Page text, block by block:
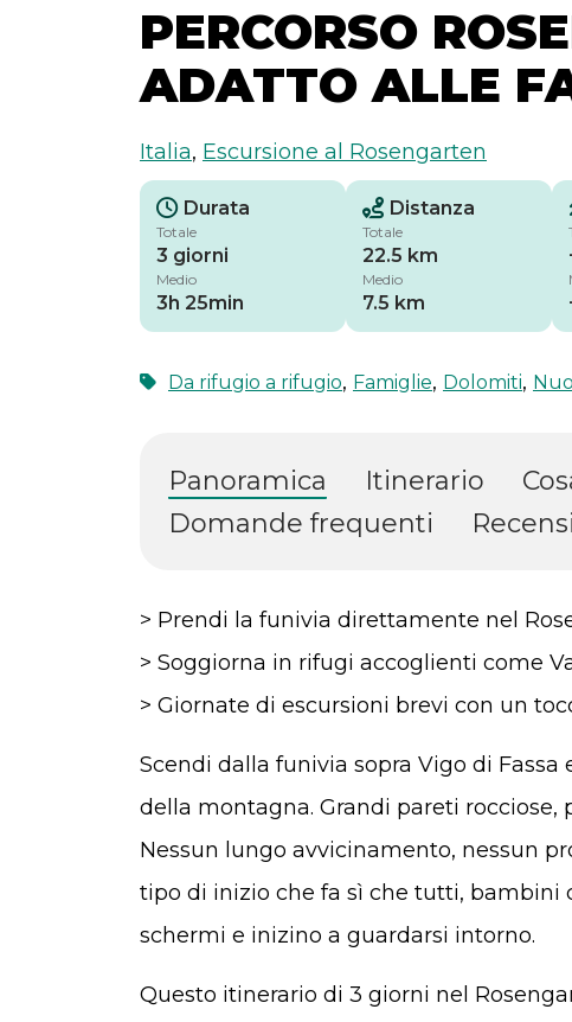
PERCORSO
ADATTO ALLE
Italia, Escursione al Rosengarten
Durata
Totale
3 giorni
Medio
3h 25min
Distanza
Totale
22.5 km
Medio
7.5 km
Da rifugio a rifugio, Famiglie, Dolomiti,
Panoramica Itinerario
Domande frequenti
> Prendi la funivia direttamente nel
> Soggiorna in rifugi accoglienti come
> Giornate di escursioni brevi con un
Scendi dalla funivia sopra Vigo di
della montagna. Grandi pareti
Nessun lungo avvicinamento, nessun
tipo di inizio che fa sì che tutti,
schermi e inizino a guardarsi intorno.
Questo itinerario di 3 giorni nel